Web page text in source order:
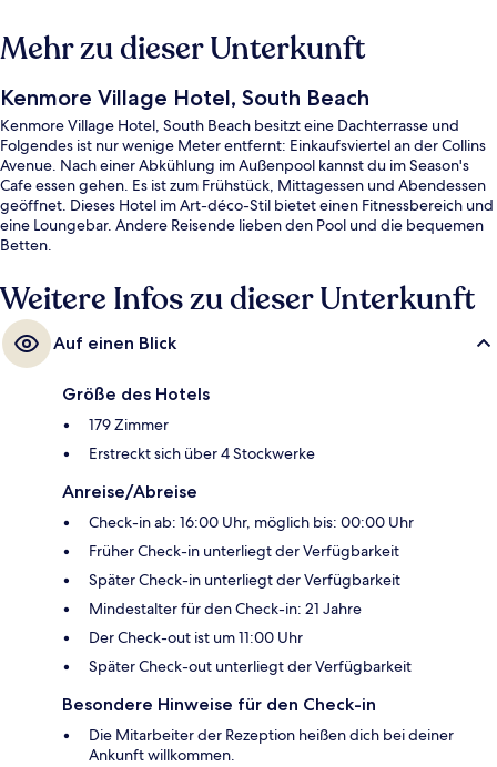
Mehr zu dieser Unterkunft
Kenmore Village Hotel, South Beach
Kenmore Village Hotel, South Beach besitzt eine Dachterrasse und
Folgendes ist nur wenige Meter entfernt: Einkaufsviertel an der Collins
Avenue. Nach einer Abkühlung im Außenpool kannst du im Season's
Cafe essen gehen. Es ist zum Frühstück, Mittagessen und Abendessen
geöffnet. Dieses Hotel im Art-déco-Stil bietet einen Fitnessbereich und
eine Loungebar. Andere Reisende lieben den Pool und die bequemen
Betten.
Weitere Infos zu dieser Unterkunft
Auf einen Blick
Größe des Hotels
179 Zimmer
Erstreckt sich über 4 Stockwerke
Anreise/Abreise
Check-in ab: 16:00 Uhr, möglich bis: 00:00 Uhr
Früher Check-in unterliegt der Verfügbarkeit
Später Check-in unterliegt der Verfügbarkeit
Mindestalter für den Check-in: 21 Jahre
Der Check-out ist um 11:00 Uhr
Später Check-out unterliegt der Verfügbarkeit
Besondere Hinweise für den Check-in
Die Mitarbeiter der Rezeption heißen dich bei deiner
Ankunft willkommen.